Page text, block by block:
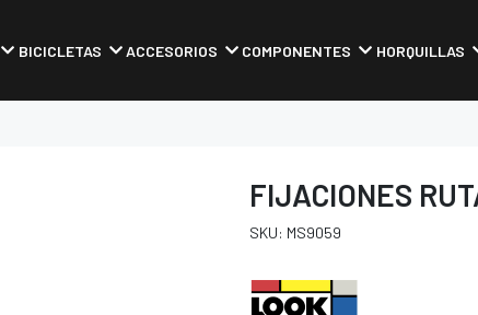
BICICLETAS ACCESORIOS COMPONENTES HORQUILLAS
FIJACIONES
SKU: MS9059